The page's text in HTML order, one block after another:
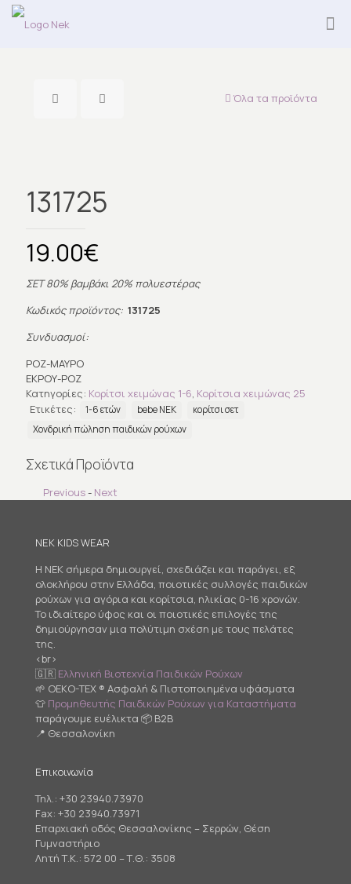
Όλα τα προϊόντα
131725
19.00€
ΣΕΤ 80% βαμβάκι 20% πολυεστέρας
Κωδικός προϊόντος: 131725
Συνδυασμοί:
ΡΟΖ-ΜΑΥΡΟ
ΕΚΡΟΥ-ΡΟΖ
Κατηγορίες: Κορίτσι χειμώνας 1-6, Κορίτσια χειμώνας 25
Ετικέτες:
1-6 ετών bebe ΝΕΚ
κορίτσι σετ
Χονδρική πώληση παιδικών ρούχων
Σχετικά Προϊόντα
Previous- Next
NEK KIDS WEAR
Η NEK σήμερα δημιουργεί, σχεδιάζει και παράγει, εξ
ολοκλήρου στην Ελλάδα, ποιοτικές συλλογές παιδικών
ρούχων για αγόρια και κορίτσια, ηλικίας 0-16 χρονών.
Το ιδιαίτερο ύφος και οι ποιοτικές επιλογές της
δημιούργησαν μια πολύτιμη σχέση με τους πελάτες
της.
<br>
🇬🇷 Ελληνική Βιοτεχνία Παιδικών Ρούχων
🌱 OEKO-TEX ® Ασφαλή & Πιστοποιημένα υφάσματα
👕 Προμηθευτής Παιδικών Ρούχων για Καταστήματα
παράγουμε ευέλικτα 📦 B2B
📍 Θεσσαλονίκη
Επικοινωνία
Τηλ.: +30 23940.73970
Fax: +30 23940.73971
Επαρχιακή οδός Θεσσαλονίκης – Σερρών, Θέση
Γυμναστήριο
Λητή Τ.Κ.: 572 00 – Τ.Θ.: 3508